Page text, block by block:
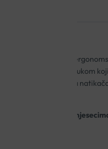
prirodne kože s
sa zračnim jastukom
Idealna ljetna
u vrućim ljetnim